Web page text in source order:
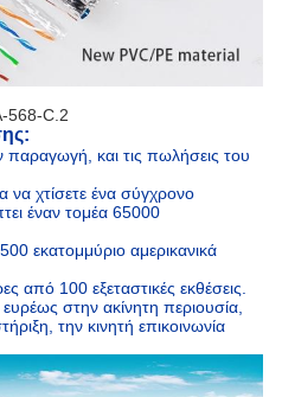
568-C.2
παραγωγή, και τις πωλήσεις του
να χτίσετε ένα σύγχρονο
έναν τομέα 65000
εκατομμύριο αμερικανικά
από 100 εξεταστικές εκθέσεις.
στην ακίνητη περιουσία,
την κινητή επικοινωνία